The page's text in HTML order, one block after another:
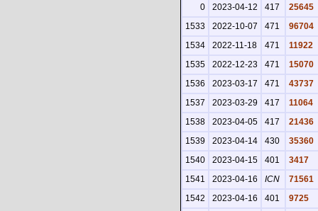
0
2023-04-12 417
25645
1533
2022-10-07 471
96704
1534
2022-11-18 471
11922
1535
2022-12-23 471
15070
1536
2023-03-17 471
43737
1537
2023-03-29 417
11064
1538
2023-04-05 417
21436
1539
2023-04-14 430
35360
1540
2023-04-15 401
3417
1541
2023-04-16 ICN
71561
1542
2023-04-16 401
9725